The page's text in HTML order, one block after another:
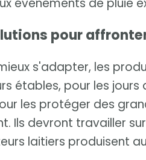
pour
s'adapter, les
étables, pour les
les protéger des
Ils devront travailler
laitiers produisent